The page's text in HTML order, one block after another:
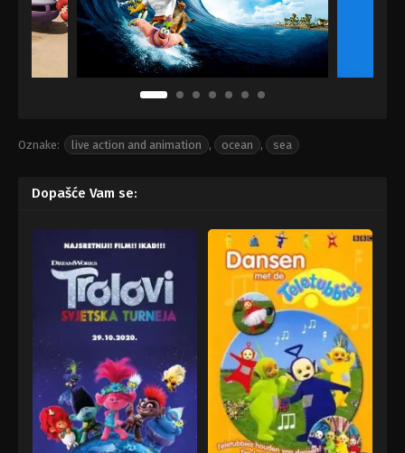
Oznake: live action and animation , ocean , sea
Dopašće Vam se: